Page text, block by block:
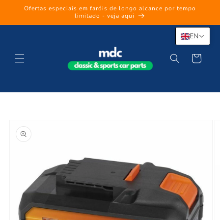
Skip to
Ofertas especiais em faróis de longo alcance por tempo
limitado - veja aqui
Cart
product
information
EN